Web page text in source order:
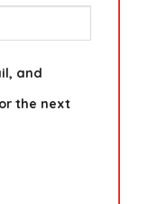
and
the next